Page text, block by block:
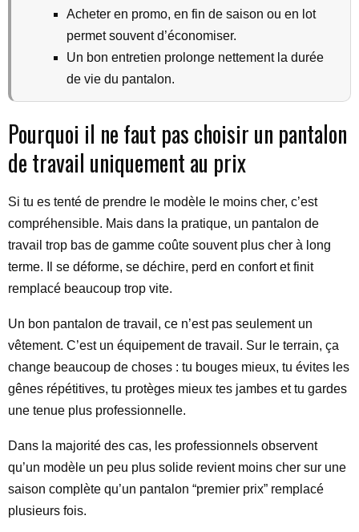
Acheter en promo, en fin de saison ou en lot
permet souvent d’économiser.
Un bon entretien prolonge nettement la durée
de vie du pantalon.
Pourquoi il ne faut pas choisir un pantalon
de travail uniquement au prix
Si tu es tenté de prendre le modèle le moins cher, c’est
compréhensible. Mais dans la pratique, un pantalon de
travail trop bas de gamme coûte souvent plus cher à long
terme. Il se déforme, se déchire, perd en confort et finit
remplacé beaucoup trop vite.
Un bon pantalon de travail, ce n’est pas seulement un
vêtement. C’est un équipement de travail. Sur le terrain, ça
change beaucoup de choses : tu bouges mieux, tu évites les
gênes répétitives, tu protèges mieux tes jambes et tu gardes
une tenue plus professionnelle.
Dans la majorité des cas, les professionnels observent
qu’un modèle un peu plus solide revient moins cher sur une
saison complète qu’un pantalon “premier prix” remplacé
plusieurs fois.